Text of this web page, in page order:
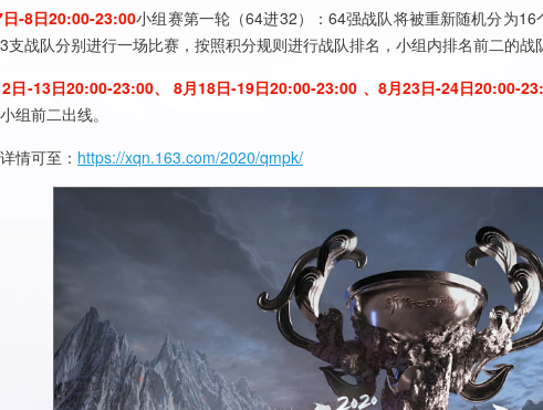
-8日20:00-23:00小组赛第一轮（64进32）：64强战队将被重新随机分为
支战队分别进行一场比赛，按照积分规则进行战队排名，小组内排名前二的战
日-13日20:00-23:00、 8月18日-19日20:00-23:00 、8月23日-24日20:00-
组前二出线。
可至： https://xqn.163.com/2020/qmpk/